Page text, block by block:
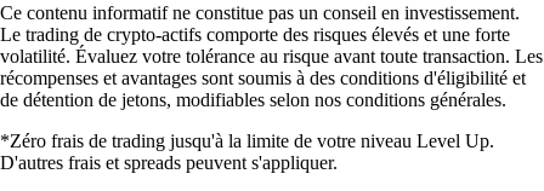
Ce contenu informatif ne constitue pas un conseil en investissement.
Le trading de crypto-actifs comporte des risques élevés et une forte
volatilité. Évaluez votre tolérance au risque avant toute transaction. Les
récompenses et avantages sont soumis à des conditions d'éligibilité et
de détention de jetons, modifiables selon nos conditions générales.
*Zéro frais de trading jusqu'à la limite de votre niveau Level Up.
D'autres frais et spreads peuvent s'appliquer.